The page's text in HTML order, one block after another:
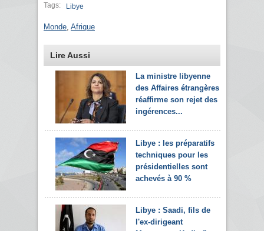
Tags: Libye
Monde Afrique
Lire Aussi
La ministre libyenne
des Affaires étrangères
réaffirme son rejet des
ingérences...
Libye : les préparatifs
techniques pour les
présidentielles sont
achevés à 90 %
Libye : Saadi, fils de
l'ex-dirigeant